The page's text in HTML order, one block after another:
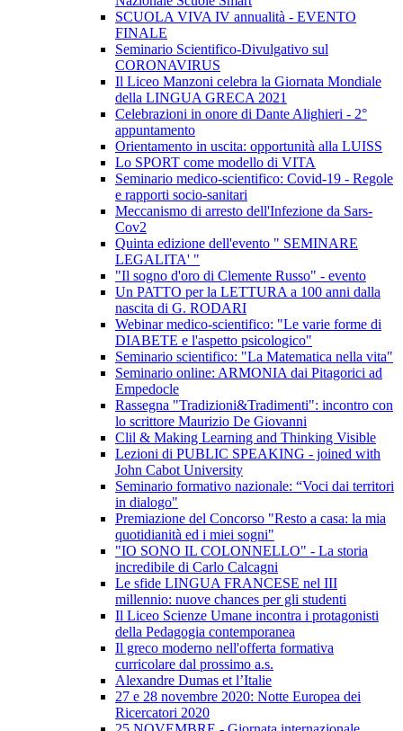
SCUOLA VIVA IV annualità - EVENTO
FINALE
Seminario Scientifico-Divulgativo sul
CORONAVIRUS
Il Liceo Manzoni celebra la Giornata Mondiale
della LINGUA GRECA 2021
Celebrazioni in onore di Dante Alighieri - 2°
appuntamento
Orientamento in uscita: opportunità alla LUISS
Lo SPORT come modello di VITA
Seminario medico-scientifico: Covid-19 - Regole
e rapporti socio-sanitari
Meccanismo di arresto dell'Infezione da Sars-
Cov2
Quinta edizione dell'evento " SEMINARE
LEGALITA' "
"Il sogno d'oro di Clemente Russo" - evento
Un PATTO per la LETTURA a 100 anni dalla
nascita di G. RODARI
Webinar medico-scientifico: "Le varie forme di
DIABETE e l'aspetto psicologico"
Seminario scientifico: "La Matematica nella vita"
Seminario online: ARMONIA dai Pitagorici ad
Empedocle
Rassegna "Tradizioni&Tradimenti": incontro con
lo scrittore Maurizio De Giovanni
Clil & Making Learning and Thinking Visible
Lezioni di PUBLIC SPEAKING - joined with
John Cabot University
Seminario formativo nazionale: “Voci dai territori
in dialogo"
Premiazione del Concorso "Resto a casa: la mia
quotidianità ed i miei sogni"
"IO SONO IL COLONNELLO" - La storia
incredibile di Carlo Calcagni
Le sfide LINGUA FRANCESE nel III
millennio: nuove chances per gli studenti
Il Liceo Scienze Umane incontra i protagonisti
della Pedagogia contemporanea
Il greco moderno nell'offerta formativa
curricolare dal prossimo a.s.
Alexandre Dumas et l’Italie
27 e 28 novembre 2020: Notte Europea dei
Ricercatori 2020